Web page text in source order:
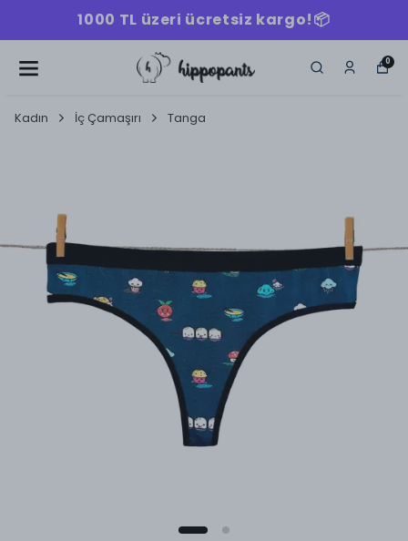
1000 TL üzeri ücretsiz kargo!📦
0
Kadın İç Çamaşırı Tanga